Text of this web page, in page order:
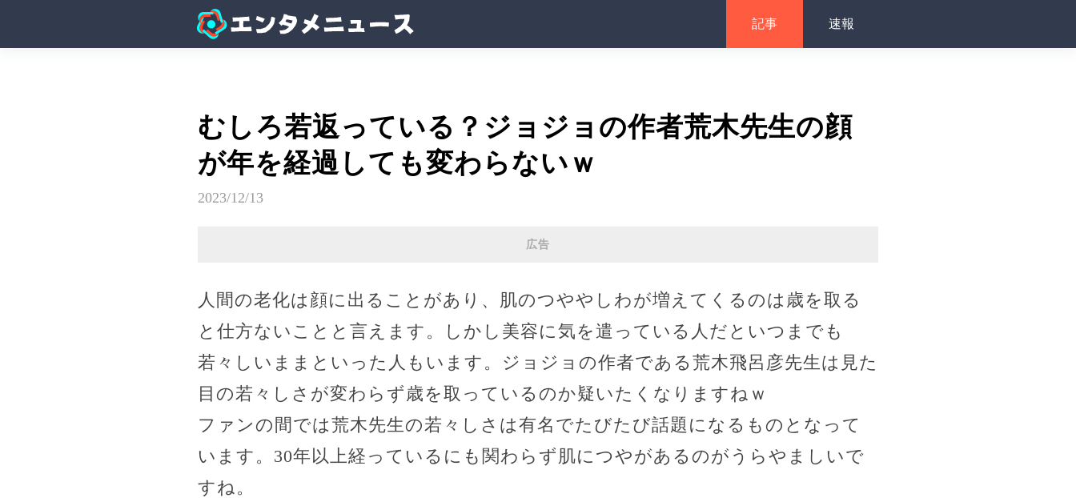
記事 速報
むしろ若返っている？ジョジョの作者荒木先生の顔
が年を経過しても変わらないｗ
2023/12/13
広告
人間の老化は顔に出ることがあり、肌のつややしわが増えてくるのは歳を取る
と仕方ないことと言えます。しかし美容に気を遣っている人だといつまでも
若々しいままといった人もいます。ジョジョの作者である荒木飛呂彦先生は見た
目の若々しさが変わらず歳を取っているのか疑いたくなりますねｗ
ファンの間では荒木先生の若々しさは有名でたびたび話題になるものとなって
います。30年以上経っているにも関わらず肌につやがあるのがうらやましいで
すね。